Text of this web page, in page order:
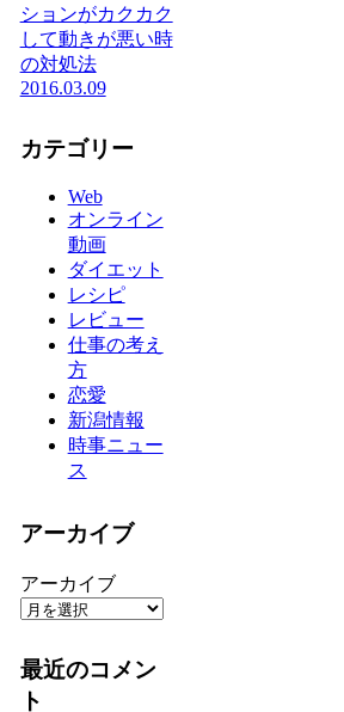
ションがカクカク
して動きが悪い時
の対処法
2016.03.09
カテゴリー
Web
オンライン
動画
ダイエット
レシピ
レビュー
仕事の考え
方
恋愛
新潟情報
時事ニュー
ス
アーカイブ
アーカイブ
最近のコメン
ト